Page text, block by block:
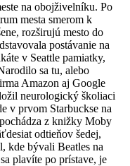
na obojživelníku. Po
mesta smerom k
rozširujú mesto do
postávanie na
v Seattle pamiatky,
sa tu, alebo
Amazon aj Google
neurologický školiaci
v prvom Starbuckse na
z knižky Moby
odtieňov šedej,
kde bývali Beatles na
plavíte po prístave, je